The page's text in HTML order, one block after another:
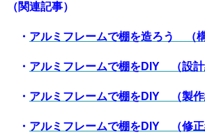
（関連記事）
・ アルミフレームで棚を造ろう （構
・ アルミフレームで棚をDIY （設計
・ アルミフレームで棚をDIY （製作
・ アルミフレームで棚をDIY （修正